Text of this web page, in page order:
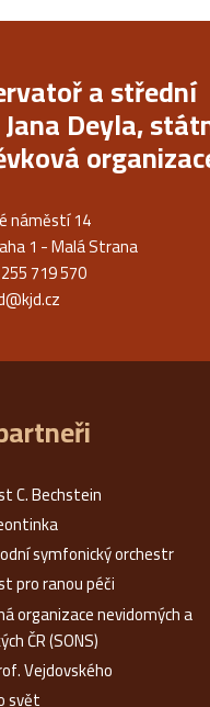
a střední
Deyla,
náměstí 14
1 - Malá Strana
719 570
C. Bechstein
symfonický orchestr
pro ranou péči
organizace nevidomých a
ČR (SONS)
Vejdovského
svět